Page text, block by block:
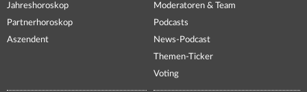
Jahreshoroskop
Partnerhoroskop
Aszendent
Moderatoren & Team
Podcasts
News-Podcast
Themen-Ticker
Voting